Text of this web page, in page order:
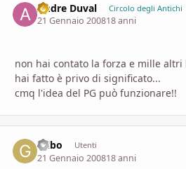
Andre Duval Circolo degli Antichi
21 Gennaio 200818 anni
non hai contato la forza e mille altri
hai fatto è privo di significato...
cmq l'idea del PG può funzionare!!
Gilbo Utenti
21 Gennaio 200818 anni